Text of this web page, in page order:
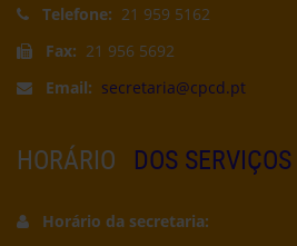
Telefone: 21 959 5162
Fax: 21 956 5692
Email: secretaria@cpcd.pt
HORÁRIO DOS SERVIÇOS
Horário da secretaria: